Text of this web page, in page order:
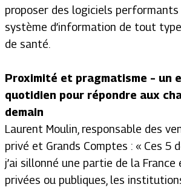
proposer des logiciels
système d’information de tout
de santé.
Proximité et pragmatisme – un
quotidien pour répondre aux
demain
Laurent Moulin, responsable des
privé et Grands Comptes : « Ces 5
j’ai sillonné une partie de la France
privées ou publiques, les